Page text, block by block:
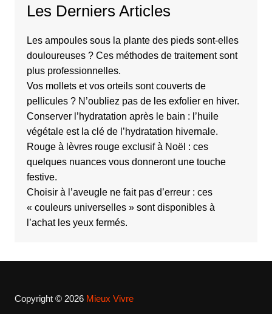
Les Derniers Articles
Les ampoules sous la plante des pieds sont-elles
douloureuses ? Ces méthodes de traitement sont
plus professionnelles.
Vos mollets et vos orteils sont couverts de
pellicules ? N’oubliez pas de les exfolier en hiver.
Conserver l’hydratation après le bain : l’huile
végétale est la clé de l’hydratation hivernale.
Rouge à lèvres rouge exclusif à Noël : ces
quelques nuances vous donneront une touche
festive.
Choisir à l’aveugle ne fait pas d’erreur : ces
« couleurs universelles » sont disponibles à
l’achat les yeux fermés.
Copyright © 2026 Mieux Vivre